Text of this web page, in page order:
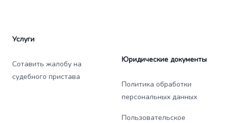
Услуги
Сотавить жалобу на
судебного пристава
Юридические документы
Политика обработки
персональных данных
Пользовательское